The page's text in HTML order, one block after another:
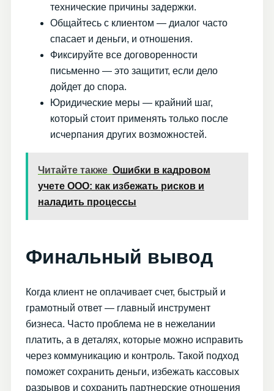
технические причины задержки.
Общайтесь с клиентом — диалог часто
спасает и деньги, и отношения.
Фиксируйте все договоренности
письменно — это защитит, если дело
дойдет до спора.
Юридические меры — крайний шаг,
который стоит применять только после
исчерпания других возможностей.
Читайте также Ошибки в кадровом
учете ООО: как избежать рисков и
наладить процессы
Финальный вывод
Когда клиент не оплачивает счет, быстрый и
грамотный ответ — главный инструмент
бизнеса. Часто проблема не в нежелании
платить, а в деталях, которые можно исправить
через коммуникацию и контроль. Такой подход
поможет сохранить деньги, избежать кассовых
разрывов и сохранить партнерские отношения